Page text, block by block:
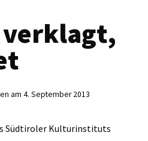
am 4. September 2013
Südtiroler Kulturinstituts